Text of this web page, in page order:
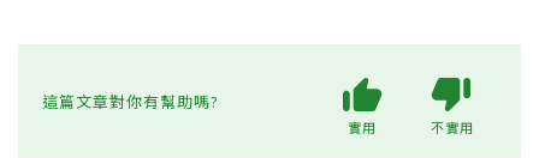
這篇文章對你有幫助嗎?
實用 不實用